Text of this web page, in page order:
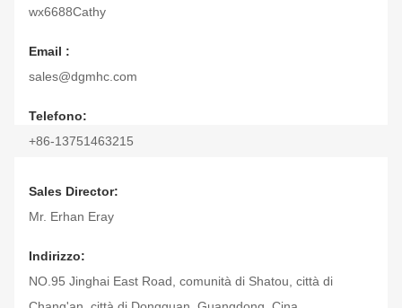
wx6688Cathy
Email :
sales@dgmhc.com
Telefono:
+86-13751463215
Sales Director:
Mr. Erhan Eray
Indirizzo:
NO.95 Jinghai East Road, comunità di Shatou, città di